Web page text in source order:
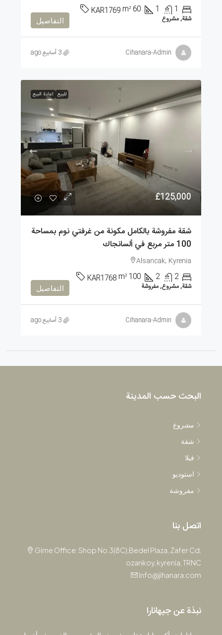
1
1
60
m²
KAR1769
شقة, مشروع التفاصيل
Cihanara-Admin 3 أسابيع ago
للبيع اعادة البيع
£125,000
شقة مفروشة بالكامل مكونة من غرفتي نوم بمساحة
100 متر مربع في ألسانجاك
Alsancak, Kyrenia
2
2
100
m²
KAR1768
شقة, مشروع, مفروشة التفاصيل
Cihanara-Admin 3 أسابيع ago
البحث حسب المدينة
مشروع
شقة
فيلا
استوديو
مفروشة
اتصل بنا
Girne Office: Shop No.3(8C),Bedel Plaza, Zafer Cd,
ozankoy, kyrenia, TRNC
info@jihanara.com
نبذة عن جيهانارا